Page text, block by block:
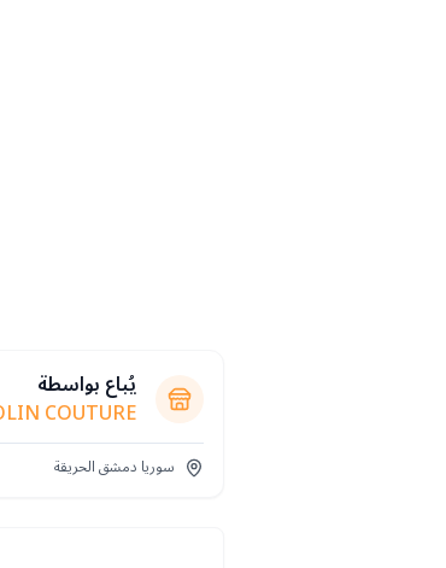
يُباع بواسطة
COUTURE
سوريا دمشق الحريقة